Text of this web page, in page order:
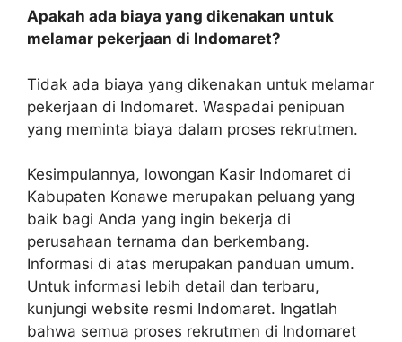
Apakah ada biaya yang dikenakan untuk
melamar pekerjaan di Indomaret?
Tidak ada biaya yang dikenakan untuk melamar
pekerjaan di Indomaret. Waspadai penipuan
yang meminta biaya dalam proses rekrutmen.
Kesimpulannya, lowongan Kasir Indomaret di
Kabupaten Konawe merupakan peluang yang
baik bagi Anda yang ingin bekerja di
perusahaan ternama dan berkembang.
Informasi di atas merupakan panduan umum.
Untuk informasi lebih detail dan terbaru,
kunjungi website resmi Indomaret. Ingatlah
bahwa semua proses rekrutmen di Indomaret